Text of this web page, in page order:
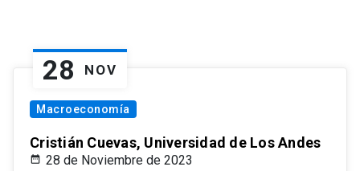
28 NOV
Macroeconomía
Cristián Cuevas, Universidad de Los Andes
28 de Noviembre de 2023